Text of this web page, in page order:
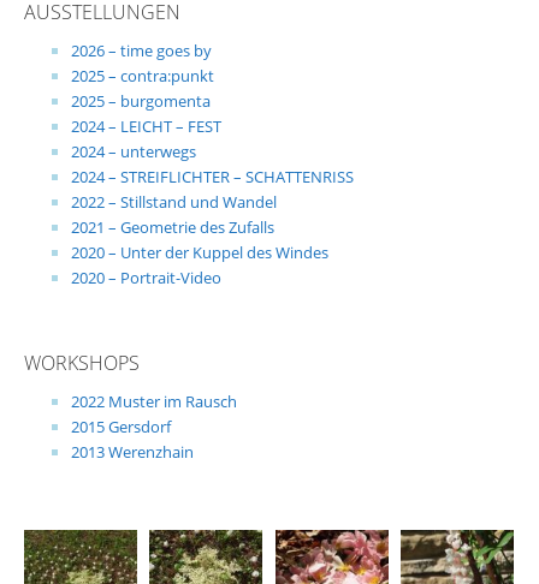
AUSSTELLUNGEN
2026 – time goes by
2025 – contra:punkt
2025 – burgomenta
2024 – LEICHT – FEST
2024 – unterwegs
2024 – STREIFLICHTER – SCHATTENRISS
2022 – Stillstand und Wandel
2021 – Geometrie des Zufalls
2020 – Unter der Kuppel des Windes
2020 – Portrait-Video
WORKSHOPS
2022 Muster im Rausch
2015 Gersdorf
2013 Werenzhain